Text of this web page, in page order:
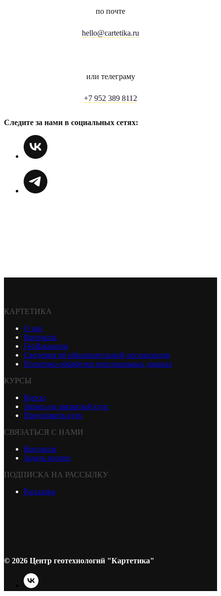
по почте
hello@cartetika.ru
или телеграму
+7 952 389 8112
Следите за нами в социальных сетях:
КАРТЕТИКА
О нас
Контакты
ГеоВакансии
Сведения об образовательной организации
Политика обработки персональных данных
КУРСЫ
Курсы
Запись на закрытый курс
Предложить курс
СВЯЗАТЬСЯ С НАМИ
Контакты
Задать вопрос
ПОДПИСКА НА РАССЫЛКУ
Рассылка
© 2026 Центр геотехнологий "Картетика"